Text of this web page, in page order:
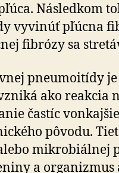
Následkom
vyvinúť pľúcna
fibrózy sa
pneumoitídy
ako reakcia
častíc
pôvodu.
mikrobiálnej
a